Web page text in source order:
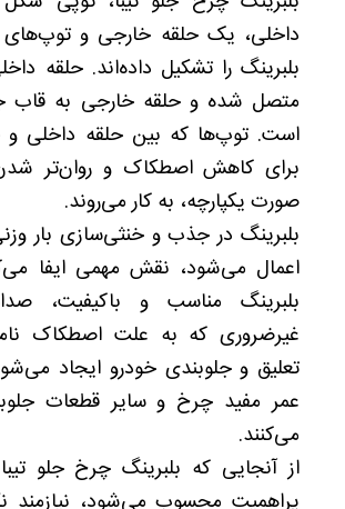
داخلی، یک حلقه خارجی و توپ‌های
بلبرینگ را تشکیل داده‌اند. حلقه
متصل شده و حلقه خارجی به قاب
است. توپ‌ها که بین حلقه داخلی و
برای کاهش اصطکاک و روان‌تر
صورت یکپارچه، به کار می‌روند.
بلبرینگ در جذب و خنثی‌سازی بار
اعمال می‌شود، نقش مهمی ایفا
بلبرینگ مناسب و باکیفیت،
غیر‌ضروری که به علت اصطکاک
تعلیق و جلوبندی خودرو ایجاد
عمر مفید چرخ و سایر قطعات
می‌کنند.
از آنجایی که بلبرینگ چرخ جلو
پراهمیت محسوب می‌شود، نیازمند